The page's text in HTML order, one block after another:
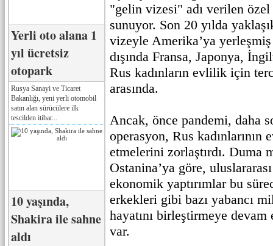
Yerli oto alana 1
yıl ücretsiz
otopark
Rusya Sanayi ve Ticaret
Bakanlığı, yeni yerli otomobil
satın alan sürücülere ilk
tescilden itibar...
10 yaşında,
Shakira ile sahne
aldı
"gelin vizesi" adı verilen
sunuyor. Son 20 yılda
vizeyle Amerika’ya
dışında Fransa, Japonya,
Rus kadınların evlilik için
arasında.
Ancak, önce pandemi, daha
operasyon, Rus kadınlarının
etmelerini zorlaştırdı.
Ostanina’ya göre,
ekonomik yaptırımlar bu
erkekleri gibi bazı yabancı
hayatını birleştirmeye devam
var.